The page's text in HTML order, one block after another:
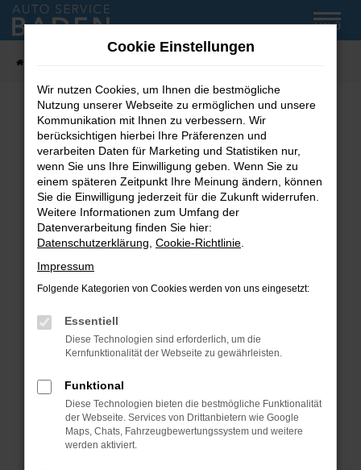
Zum
Hauptinhalt
MENÜ
Fehler: Network Error
Beim Laden ist ein Fehler aufgetreten.
Hier sind ein paar Tipps, die dir helfen können:
Überprüfe deine Firewall und deine
Internetverbindung.
Laden andere Webseiten, zum Beispiel deine
Suchmaschine?
Prüfe deine Browsererweiterungen.
können das Laden bestimmter Seiten
verhindern. Funktioniert die Seite in einem
Fenster?
Starte dein Gerät neu.
Das kann manchmal helfen, vorübergehende
Probleme zu beheben.
Cookie Einstellungen
Wir nutzen Cookies, um Ihnen die bestmögliche
Nutzung unserer Webseite zu ermöglichen und unsere
Kommunikation mit Ihnen zu verbessern. Wir
berücksichtigen hierbei Ihre Präferenzen und
verarbeiten Daten für Marketing und Statistiken nur,
wenn Sie uns Ihre Einwilligung geben. Wenn Sie zu
einem späteren Zeitpunkt Ihre Meinung ändern, können
Sie die Einwilligung jederzeit für die Zukunft widerrufen.
Weitere Informationen zum Umfang der
Datenverarbeitung finden Sie hier:
Datenschutzerklärung Cookie-Richtlinie
Impressum
Folgende Kategorien von Cookies werden von uns eingesetzt:
Essentiell
Diese Technologien sind erforderlich, um die
Kernfunktionalität der Webseite zu gewährleisten.
Funktional
Diese Technologien bieten die bestmögliche Funktionalität
der Webseite. Services von Drittanbietern wie Google
Maps, Chats, Fahrzeugbewertungssystem und weitere
werden aktiviert.